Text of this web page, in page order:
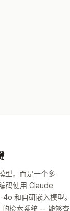
型，而是一个多
码使用 Claude
和自研嵌入模型。
的检索系统 -- 能够查